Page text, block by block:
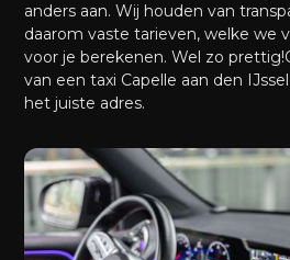
anders aan. Wij houden van
daarom vaste tarieven, welke we
voor je berekenen. Wel zo
van een taxi Capelle aan den
het juiste adres.